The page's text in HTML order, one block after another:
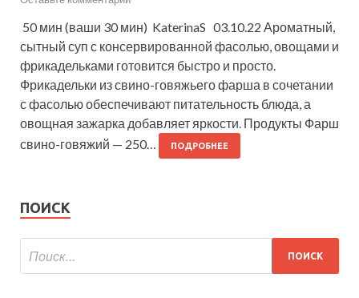
50 мин (ваши 30 мин) KaterinaS 03.10.22 Ароматный,
сытный суп с консервированной фасолью, овощами и
фрикадельками готовится быстро и просто.
Фрикадельки из свино-говяжьего фарша в сочетании
с фасолью обеспечивают питательность блюда, а
овощная зажарка добавляет яркости. Продукты Фарш
свино-говяжий — 250…
ПОДРОБНЕЕ
ПОИСК